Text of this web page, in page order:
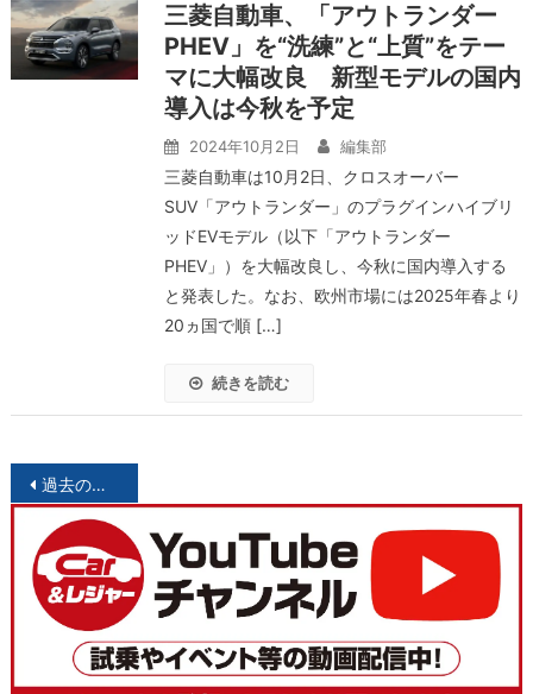
三菱自動車、「アウトランダー
PHEV」を“洗練”と“上質”をテー
マに大幅改良 新型モデルの国内
導入は今秋を予定
2024年10月2日 編集部
三菱自動車は10月2日、クロスオーバー
SUV「アウトランダー」のプラグインハイブリ
ッドEVモデル（以下「アウトランダー
PHEV」）を大幅改良し、今秋に国内導入する
と発表した。なお、欧州市場には2025年春より
20ヵ国で順 […]
続きを読む
投
稿
ナ
ビ
過去の投稿